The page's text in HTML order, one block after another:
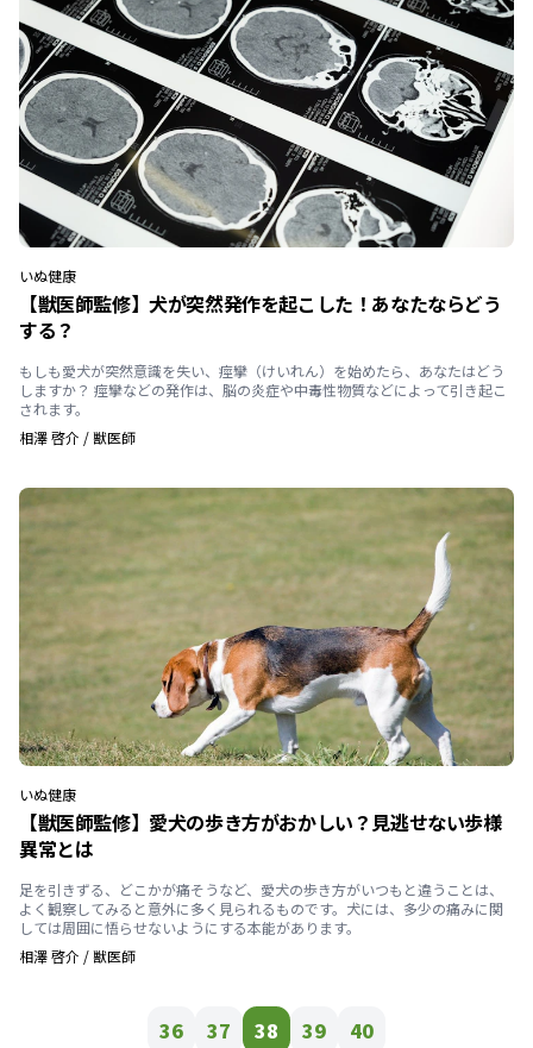
いぬ健康
【獣医師監修】犬が突然発作を起こした！あなたならどう
する？
もしも愛犬が突然意識を失い、痙攣（けいれん）を始めたら、あなたはどう
しますか？ 痙攣などの発作は、脳の炎症や中毒性物質などによって引き起こ
されます。
相澤 啓介 /獣医師
いぬ健康
【獣医師監修】愛犬の歩き方がおかしい？見逃せない歩様
異常とは
足を引きずる、どこかが痛そうなど、愛犬の歩き方がいつもと違うことは、
よく観察してみると意外に多く見られるものです。犬には、多少の痛みに関
しては周囲に悟らせないようにする本能があります。
相澤 啓介 /獣医師
36 37 38 39 40